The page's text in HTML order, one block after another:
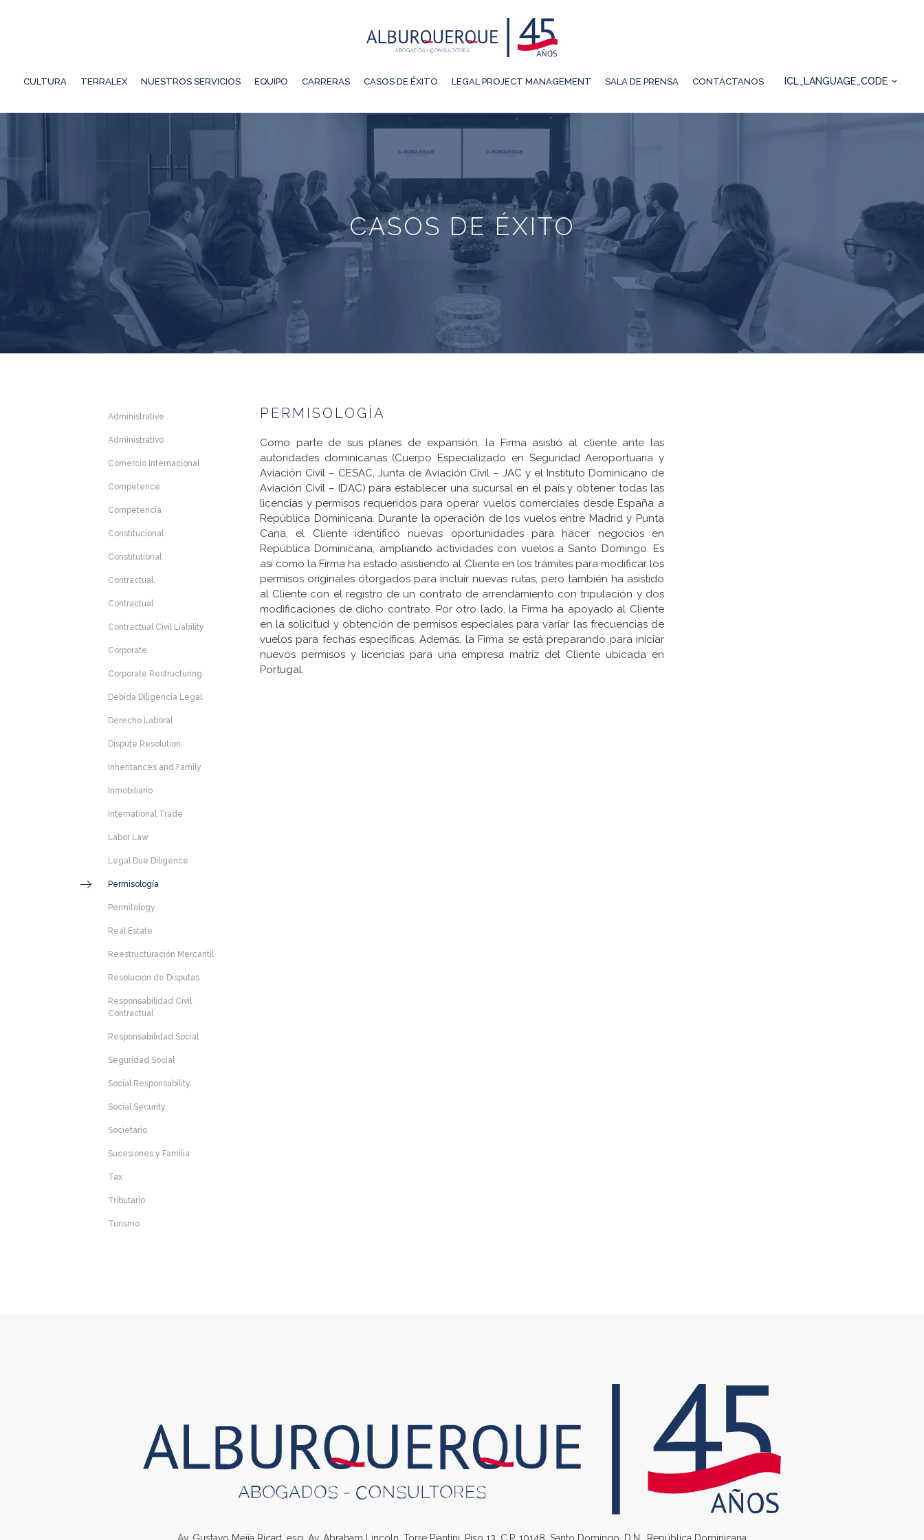
CULTURA TERRALEX NUESTROS SERVICIOS EQUIPO CARRERAS CASOS DE ÉXITO LEGAL PROJECT MANAGEMENT SALA DE PRENSA CONTÁCTANOS ICL_LANGUAGE_CODE
CASOS DE ÉXITO
Administrative
Administrativo
Comercio Internacional
Competence
Competencia
Constitucional
Constitutional
Contractual
Contractual
Contractual Civil Liability
Corporate
Corporate Restructuring
Debida Diligencia Legal
Derecho Laboral
Dispute Resolution
Inheritances and Family
Inmobiliario
International Trade
Labor Law
Legal Due Diligence
Permisología
Permitology
Real Estate
Reestructuración Mercantil
Resolución de Disputas
Responsabilidad Civil
Contractual
Responsabilidad Social
Seguridad Social
Social Responsability
Social Security
Societario
Sucesiones y Familia
Tax
Tributario
Turismo
PERMISOLOGÍA
Como parte de sus planes de expansión, la Firma asistió al cliente ante las
autoridades dominicanas (Cuerpo Especializado en Seguridad Aeroportuaria y
Aviación Civil – CESAC, Junta de Aviación Civil – JAC y el Instituto Dominicano de
Aviación Civil – IDAC) para establecer una sucursal en el país y obtener todas las
licencias y permisos requeridos para operar vuelos comerciales desde España a
República Dominicana. Durante la operación de los vuelos entre Madrid y Punta
Cana, el Cliente identificó nuevas oportunidades para hacer negocios en
República Dominicana, ampliando actividades con vuelos a Santo Domingo. Es
así como la Firma ha estado asistiendo al Cliente en los trámites para modificar los
permisos originales otorgados para incluir nuevas rutas, pero también ha asistido
al Cliente con el registro de un contrato de arrendamiento con tripulación y dos
modificaciones de dicho contrato. Por otro lado, la Firma ha apoyado al Cliente
en la solicitud y obtención de permisos especiales para variar las frecuencias de
vuelos para fechas específicas. Además, la Firma se está preparando para iniciar
nuevos permisos y licencias para una empresa matriz del Cliente ubicada en
Portugal.